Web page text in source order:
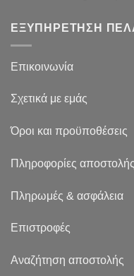
ΕΞΥΠΗΡΕΤΗΣΗ
Επικοινωνία
Σχετικά με εμάς
Όροι και προϋποθέσεις
Πληροφορίες αποστολής
Πληρωμές & ασφάλεια
Επιστροφές
Αναζήτηση αποστολής